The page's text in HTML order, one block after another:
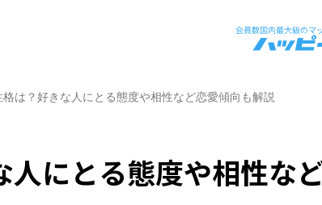
は？好きな人にとる態度や相性など恋愛傾向も解説
にとる態度や相性など